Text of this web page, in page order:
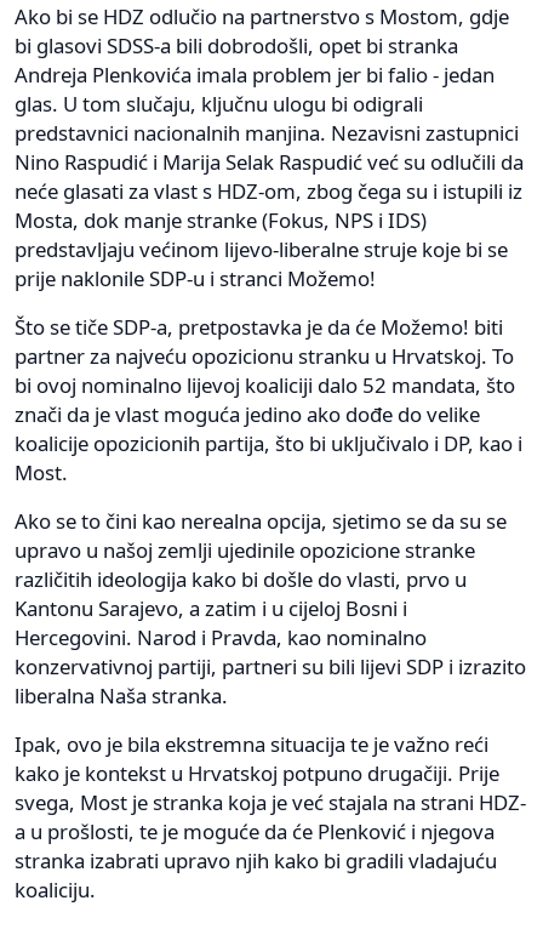
Ako bi se HDZ odlučio na partnerstvo s Mostom, gdje
bi glasovi SDSS-a bili dobrodošli, opet bi stranka
Andreja Plenkovića imala problem jer bi falio - jedan
glas. U tom slučaju, ključnu ulogu bi odigrali
predstavnici nacionalnih manjina. Nezavisni zastupnici
Nino Raspudić i Marija Selak Raspudić već su odlučili da
neće glasati za vlast s HDZ-om, zbog čega su i istupili iz
Mosta, dok manje stranke (Fokus, NPS i IDS)
predstavljaju većinom lijevo-liberalne struje koje bi se
prije naklonile SDP-u i stranci Možemo!
Što se tiče SDP-a, pretpostavka je da će Možemo! biti
partner za najveću opozicionu stranku u Hrvatskoj. To
bi ovoj nominalno lijevoj koaliciji dalo 52 mandata, što
znači da je vlast moguća jedino ako dođe do velike
koalicije opozicionih partija, što bi uključivalo i DP, kao i
Most.
Ako se to čini kao nerealna opcija, sjetimo se da su se
upravo u našoj zemlji ujedinile opozicione stranke
različitih ideologija kako bi došle do vlasti, prvo u
Kantonu Sarajevo, a zatim i u cijeloj Bosni i
Hercegovini. Narod i Pravda, kao nominalno
konzervativnoj partiji, partneri su bili lijevi SDP i izrazito
liberalna Naša stranka.
Ipak, ovo je bila ekstremna situacija te je važno reći
kako je kontekst u Hrvatskoj potpuno drugačiji. Prije
svega, Most je stranka koja je već stajala na strani HDZ-
a u prošlosti, te je moguće da će Plenković i njegova
stranka izabrati upravo njih kako bi gradili vladajuću
koaliciju.